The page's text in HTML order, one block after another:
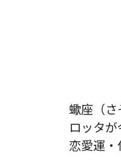
蠍座（
ロッタが
恋愛運・